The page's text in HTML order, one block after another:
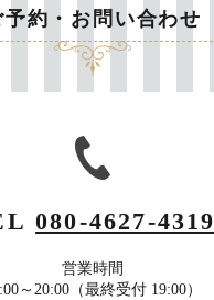
予約・お問い合わせ
080-4627-4319
営業時間
～20:00（最終受付 19:00）